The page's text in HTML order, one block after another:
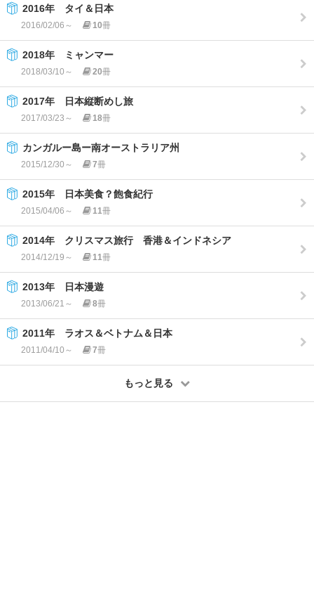
2016年 タイ＆日本
2016/02/06～ 10冊
2018年 ミャンマー
2018/03/10～ 20冊
2017年 日本縦断めし旅
2017/03/23～ 18冊
カンガルー島ー南オーストラリア州
2015/12/30～ 7冊
2015年 日本美食？飽食紀行
2015/04/06～ 11冊
2014年 クリスマス旅行 香港＆インドネシア
2014/12/19～ 11冊
2013年 日本漫遊
2013/06/21～ 8冊
2011年 ラオス＆ベトナム＆日本
2011/04/10～ 7冊
もっと見る